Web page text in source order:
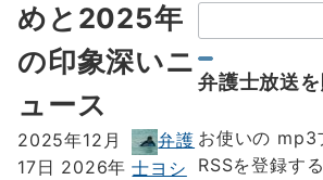
めと2025年
の印象深いニ
ュース
2025年12月
17日 2026年
弁護
士ヨシ
索：
弁護士放送
お使いの mp3
RSSを登録す